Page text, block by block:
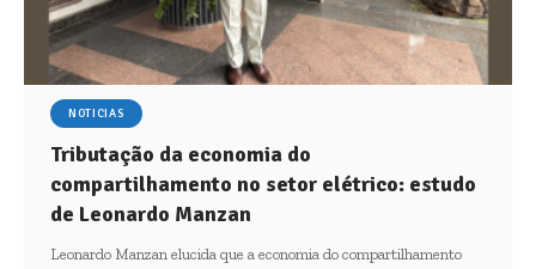
NOTICIAS
Tributação da economia do
compartilhamento no setor elétrico: estudo
de Leonardo Manzan
Leonardo Manzan elucida que a economia do compartilhamento